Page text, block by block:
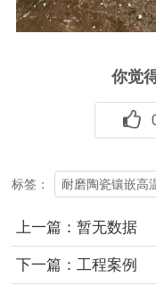
你觉
标签： 耐磨陶瓷镶嵌高
上一篇：暂无数据
下一篇：工程案例